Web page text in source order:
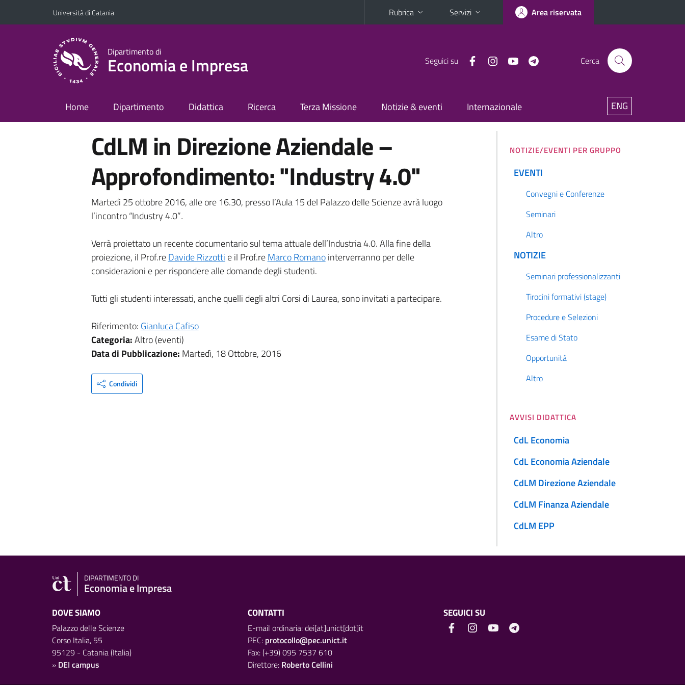
Vai al contenuto principale
Vai al menu di navigazione
Università di Catania Rubrica Servizi Area riservata
Dipartimento di
Economia e Impresa Seguici su Cerca
Home Dipartimento Didattica Ricerca Terza Missione Notizie & eventi Internazionale ENG
CdLM in Direzione Aziendale –
Approfondimento: "Industry 4.0"
Martedì 25 ottobre 2016, alle ore 16.30, presso l’Aula 15 del Palazzo delle Scienze avrà luogo
l’incontro “Industry 4.0”.
Verrà proiettato un recente documentario sul tema attuale dell’Industria 4.0. Alla fine della
proiezione, il Prof.reDavide Rizzotti e il Prof.reMarco Romanointerverranno per delle
considerazioni e per rispondere alle domande degli studenti.
Tutti gli studenti interessati, anche quelli degli altri Corsi di Laurea, sono invitati a partecipare.
Riferimento: Gianluca Cafiso
Categoria:Altro (eventi)
Data di Pubblicazione: Martedì, 18 Ottobre, 2016
Condividi
NOTIZIE/EVENTI PER GRUPPO
EVENTI
Convegni e Conferenze
Seminari
Altro
NOTIZIE
Seminari professionalizzanti
Tirocini formativi (stage)
Procedure e Selezioni
Esame di Stato
Opportunità
Altro
AVVISI DIDATTICA
CdL Economia
CdL Economia Aziendale
CdLM Direzione Aziendale
CdLM Finanza Aziendale
CdLM EPP
DIPARTIMENTO DI
Economia e Impresa
DOVE SIAMO
Palazzo delle Scienze
Corso Italia, 55
95129 - Catania (Italia)
» DEI campus
CONTATTI
E-mail ordinaria: dei[at]unict[dot]it
PEC: protocollo@pec.unict.it
Fax: (+39) 095 7537 610
Direttore: Roberto Cellini
SEGUICI SU